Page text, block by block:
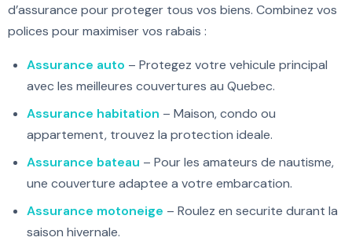
d’assurance pour proteger tous vos biens. Combinez vos
polices pour maximiser vos rabais :
Assurance auto – Protegez votre vehicule principal
avec les meilleures couvertures au Quebec.
Assurance habitation – Maison, condo ou
appartement, trouvez la protection ideale.
Assurance bateau – Pour les amateurs de nautisme,
une couverture adaptee a votre embarcation.
Assurance motoneige – Roulez en securite durant la
saison hivernale.